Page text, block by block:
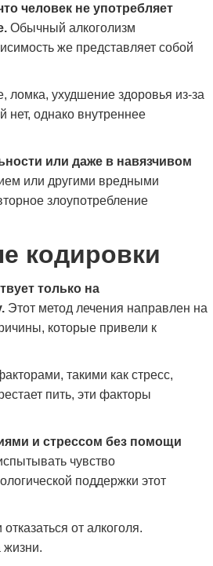
человек не употребляет
Обычный алкоголизм
же представляет собой
ломка, ухудшение здоровья из-за
нет, однако внутреннее
или даже в навязчивом
или другими вредными
злоупотребление
кодировки
только на
Этот метод лечения направлен на
которые привели к
такими как стресс,
пить, эти факторы
и стрессом без помощи
чувство
поддержки этот
от алкоголя.
жизни.
Я долго отрицал проблему с наркотиками,
пока не понял, что теряю семью и работу.
знакомого. Здесь мне помогли пройти
детоксикацию и предложили реабилитацию.
нотаций, а реально помогают разобраться в
себе. Сейчас я в ремиссии и строю планы на
Дмитрий Платонов